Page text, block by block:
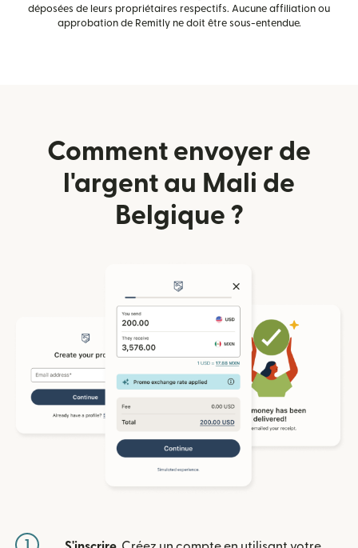
déposées de leurs propriétaires respectifs. Aucune affiliation ou
approbation de Remitly ne doit être sous-entendue.
Comment envoyer de
l'argent au Mali de
Belgique ?
1